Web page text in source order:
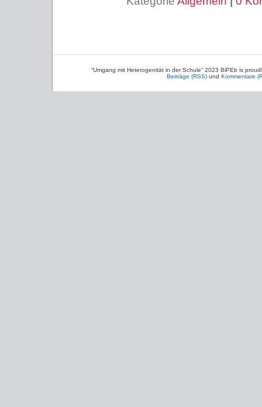
“Umgang mit Heterogenität in der Schule“ 2023 BiPEb is
Beiträge (RSS)und Kommentare